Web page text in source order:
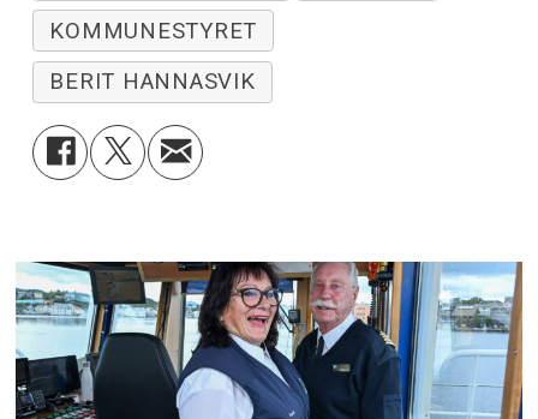
KOMMUNESTYRET
BERIT HANNASVIK